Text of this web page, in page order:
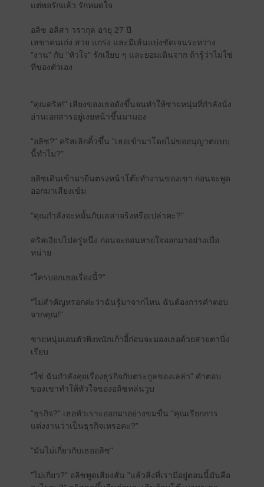
แต่พอรักแล้ว รักหมดใจ
อลิซ อลิสา วรากุล อายุ 27 ปี
เลขาคนเก่ง สวย แกร่ง และมีเส้นแบ่งชัดเจนระหว่าง
"งาน" กับ "หัวใจ" รักเงียบ ๆ และยอมเดินจาก ถ้ารู้ว่าไม่ใช่
ที่ของตัวเอง
"คุณคริส!" เสียงของเธอดังขึ้นจนทำให้ชายหนุ่มที่กำลังนั่ง
อ่านเอกสารอยู่เงยหน้าขึ้นมามอง
"อลิซ?" คริสเลิกคิ้วขึ้น "เธอเข้ามาโดยไม่ขออนุญาตแบบ
นี้ทำไม?"
อลิซเดินเข้ามายืนตรงหน้าโต๊ะทำงานของเขา ก่อนจะพูด
ออกมาเสียงเข้ม
"คุณกำลังจะหมั้นกับเลล่าจริงหรือเปล่าคะ?"
คริสเงียบไปครู่หนึ่ง ก่อนจะถอนหายใจออกมาอย่างเบื่อ
หน่าย
"ใครบอกเธอเรื่องนี้?"
"ไม่สำคัญหรอกค่ะว่าฉันรู้มาจากไหน ฉันต้องการคำตอบ
จากคุณ!"
ชายหนุ่มเอนตัวพิงพนักเก้าอี้ก่อนจะมองเธอด้วยสายตานิ่ง
เรียบ
"ใช่ ฉันกำลังคุยเรื่องธุรกิจกับตระกูลของเลล่า" คำตอบ
ของเขาทำให้หัวใจของอลิซหล่นวูบ
"ธุรกิจ?" เธอหัวเราะออกมาอย่างขมขื่น "คุณเรียกการ
แต่งงานว่าเป็นธุรกิจเหรอคะ?"
"มันไม่เกี่ยวกับเธออลิซ"
"ไม่เกี่ยว?" อลิซพูดเสียงสั่น "แล้วสิ่งที่เรามีอยู่ตอนนี้มันคือ